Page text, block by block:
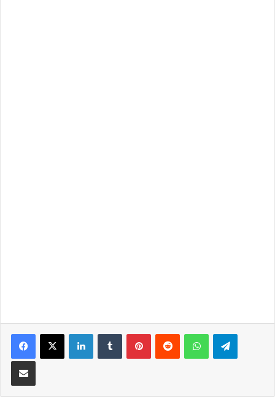
LinkedInTumblrPinterestReddit WhatsApp
Partilhar Via Email